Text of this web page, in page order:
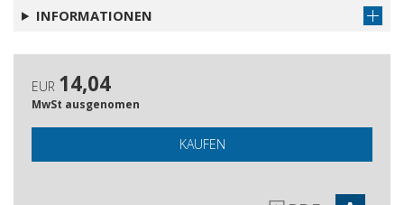
INFORMATIONEN
EUR 14,04
MwSt ausgenomen
KAUFEN